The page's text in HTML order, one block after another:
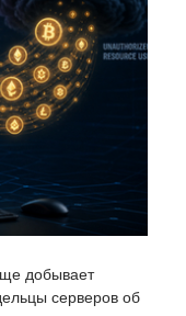
добывает
серверов об